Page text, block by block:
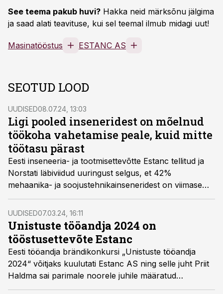
See teema pakub huvi? Hakka neid märksõnu jälgima
ja saad alati teavituse, kui sel teemal ilmub midagi uut!
Masinatööstus ESTANC AS
SEOTUD LOOD
UUDISED08.07.24, 13:03
Ligi pooled inseneridest on mõelnud
töökoha vahetamise peale, kuid mitte
töötasu pärast
Eesti inseneeria- ja tootmisettevõtte Estanc tellitud ja
Norstati läbiviidud uuringust selgus, et 42%
mehaanika- ja soojustehnikainseneridest on viimase
aasta jooksul kaalunud töökohavahetust.
UUDISED07.03.24, 16:11
Unistuste tööandja 2024 on
tööstusettevõte Estanc
Eesti tööandja brändikonkursi „Unistuste tööandja
2024“ võitjaks kuulutati Estanc AS ning selle juht Priit
Haldma sai parimale noorele juhile määratud
eriauhinna „Tõusev täht“. Parimaks avaliku sektori